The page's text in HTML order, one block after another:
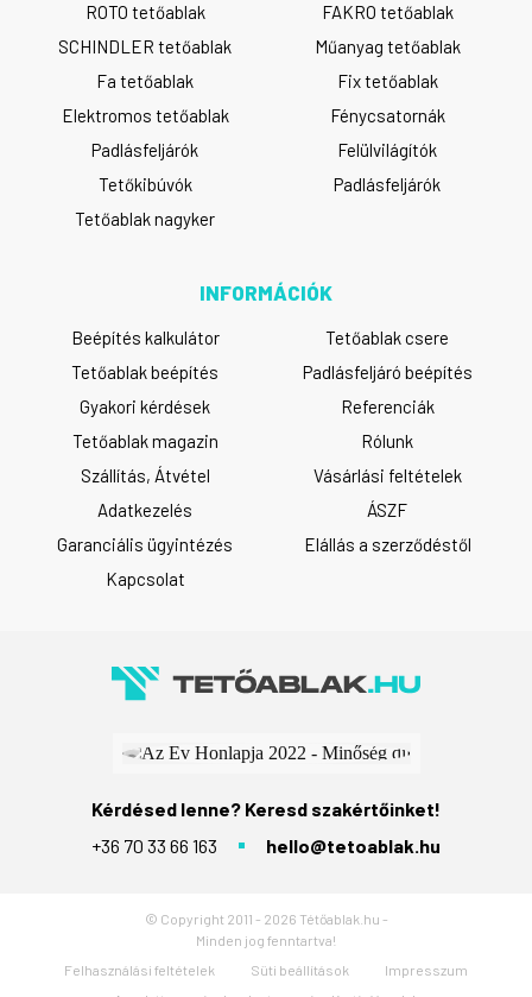
ROTO tetőablak
FAKRO tetőablak
SCHINDLER tetőablak
Műanyag tetőablak
Fa tetőablak
Fix tetőablak
Elektromos tetőablak
Fénycsatornák
Padlásfeljárók
Felülvilágítók
Tetőkibúvók
Padlásfeljárók
Tetőablak nagyker
INFORMÁCIÓK
Beépítés kalkulátor
Tetőablak csere
Tetőablak beépítés
Padlásfeljáró beépítés
Gyakori kérdések
Referenciák
Tetőablak magazin
Rólunk
Szállítás, Átvétel
Vásárlási feltételek
Adatkezelés
ÁSZF
Garanciális ügyintézés
Elállás a szerződéstől
Kapcsolat
Kérdésed lenne? Keresd szakértőinket!
+36 70 33 66 163
hello@tetoablak.hu
© Copyright 2011 - 2026 Tétőablak.hu -
Minden jog fenntartva!
Felhasználási feltételek
Süti beállítások
Impresszum